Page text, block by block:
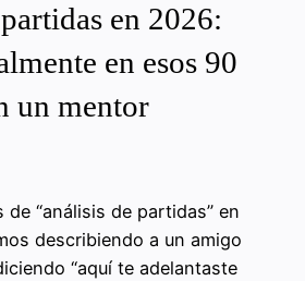
en 2026:
en esos 90
un mentor
de “análisis de partidas” en
describiendo a un amigo
“aquí te adelantaste